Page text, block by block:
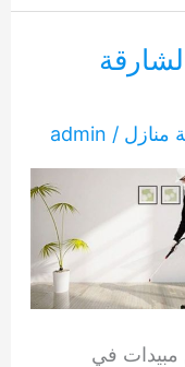
منازل /
admin
في